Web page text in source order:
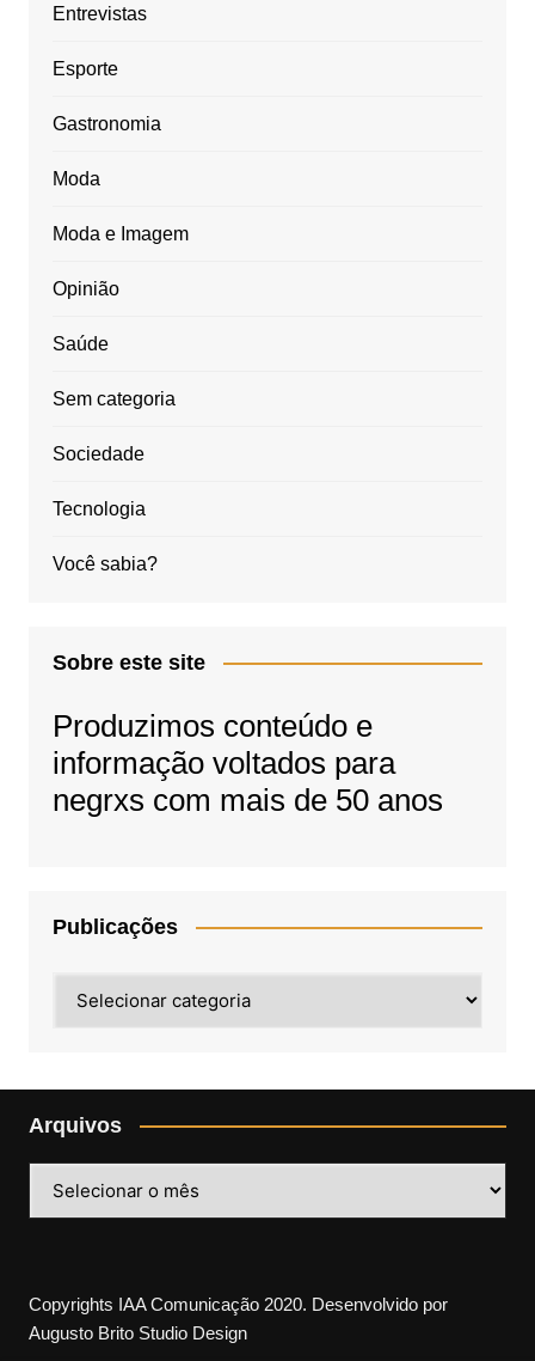
Entrevistas
Esporte
Gastronomia
Moda
Moda e Imagem
Opinião
Saúde
Sem categoria
Sociedade
Tecnologia
Você sabia?
Sobre este site
Produzimos conteúdo e
informação voltados para
negrxs com mais de 50 anos
Publicações
Arquivos
Copyrights IAA Comunicação 2020. Desenvolvido por
Augusto Brito Studio Design